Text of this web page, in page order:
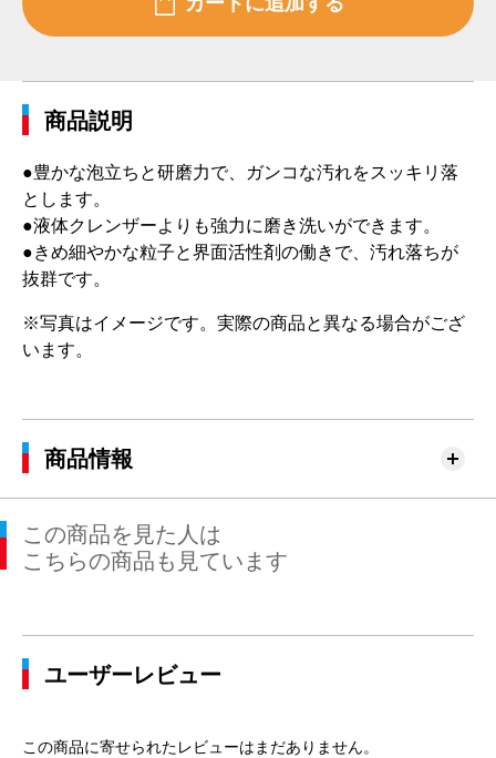
商品説明
●豊かな泡立ちと研磨力で、ガンコな汚れをスッキリ落
とします。
●液体クレンザーよりも強力に磨き洗いができます。
●きめ細やかな粒子と界面活性剤の働きで、汚れ落ちが
抜群です。
※写真はイメージです。実際の商品と異なる場合がござ
います。
商品情報
この商品を見た人は
こちらの商品も見ています
ユーザーレビュー
この商品に寄せられたレビューはまだありません。